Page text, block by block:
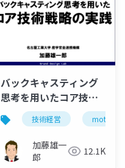
バックキャスティング
思考を用いたコア技術
戦略の実践
技術経営 mot
加藤雄一
郎
12.1K